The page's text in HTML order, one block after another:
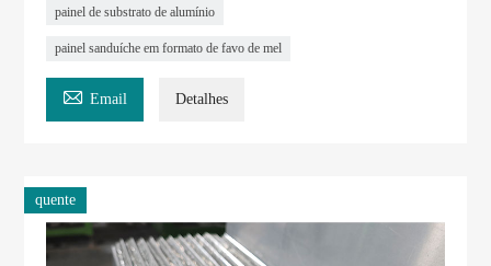
painel de substrato de alumínio
painel sanduíche em formato de favo de mel
 Email Detalhes
quente